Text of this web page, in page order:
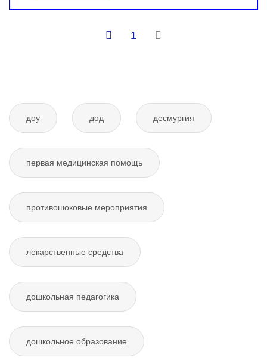
1
доу дод десмургия
первая медицинская помощь
противошоковые мероприятия
лекарственные средства
дошкольная педагогика
дошкольное образование